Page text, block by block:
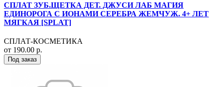
СПЛАТ ЗУБ.ЩЕТКА ДЕТ. ДЖУСИ ЛАБ МАГИЯ
ЕДИНОРОГА С ИОНАМИ СЕРЕБРА ЖЕМЧУЖ. 4+ ЛЕТ
МЯГКАЯ [SPLAT]
СПЛАТ-КОСМЕТИКА
от 190.00 р.
Под заказ